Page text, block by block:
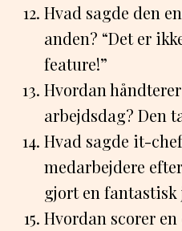
Hvad sagde den
anden? “Det er
feature!”
Hvordan
arbejdsdag? Den
Hvad sagde it-
medarbejdere
gjort en
Hvordan scorer